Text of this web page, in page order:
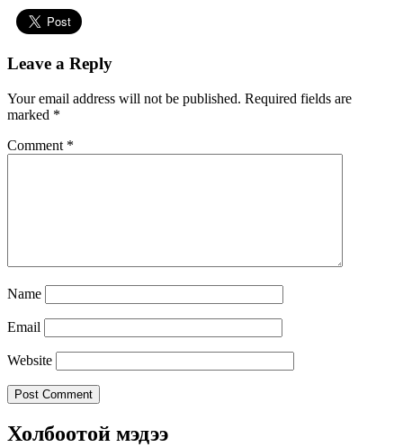
Leave a Reply
Your email address will not be published. Required fields are
marked *
Comment *
Name
Email
Website
Холбоотой мэдээ